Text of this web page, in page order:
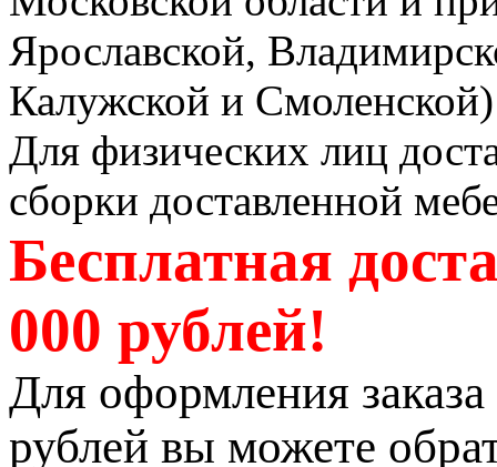
Ярославской,
Калужской и Смоленской)
Для физических лиц
сборки доставленной
Бесплатная
000 рублей!
Для оформления
рублей вы можете